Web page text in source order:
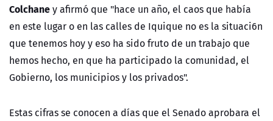
Colchaney afirmó que "hace un año, el caos que había
en este lugar o en las calles de Iquique no es la situaci6n
que tenemos hoy y eso ha sido fruto de un trabajo que
hemos hecho, en que ha participado la comunidad, el
Gobierno, los municipios y los privados".
Estas cifras se conocen a días que el Senado aprobara el